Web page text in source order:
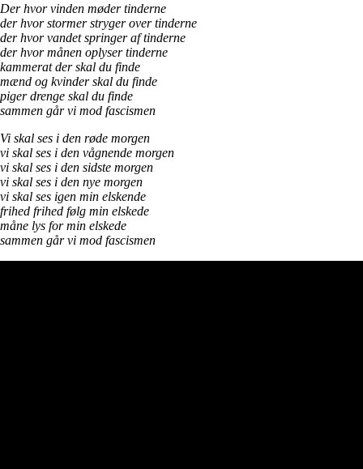
Der hvor vinden møder tinderne
der hvor stormer stryger over tinderne
der hvor vandet springer af tinderne
der hvor månen oplyser tinderne
kammerat der skal du finde
mænd og kvinder skal du finde
piger drenge skal du finde
sammen går vi mod fascismen
Vi skal ses i den røde morgen
vi skal ses i den vågnende morgen
vi skal ses i den sidste morgen
vi skal ses i den nye morgen
vi skal ses igen min elskende
frihed frihed følg min elskede
måne lys for min elskede
sammen går vi mod fascismen